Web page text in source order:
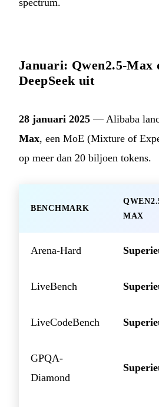
spectrum.
Januari: Qwen2.5-Max
DeepSeek uit
28 januari 2025 — Alibaba
Max, een MoE (Mixture of
op meer dan 20 biljoen tokens.
BENCHMARK
MAX
Arena-Hard
LiveBench
LiveCodeBench
GPQA-
Diamond